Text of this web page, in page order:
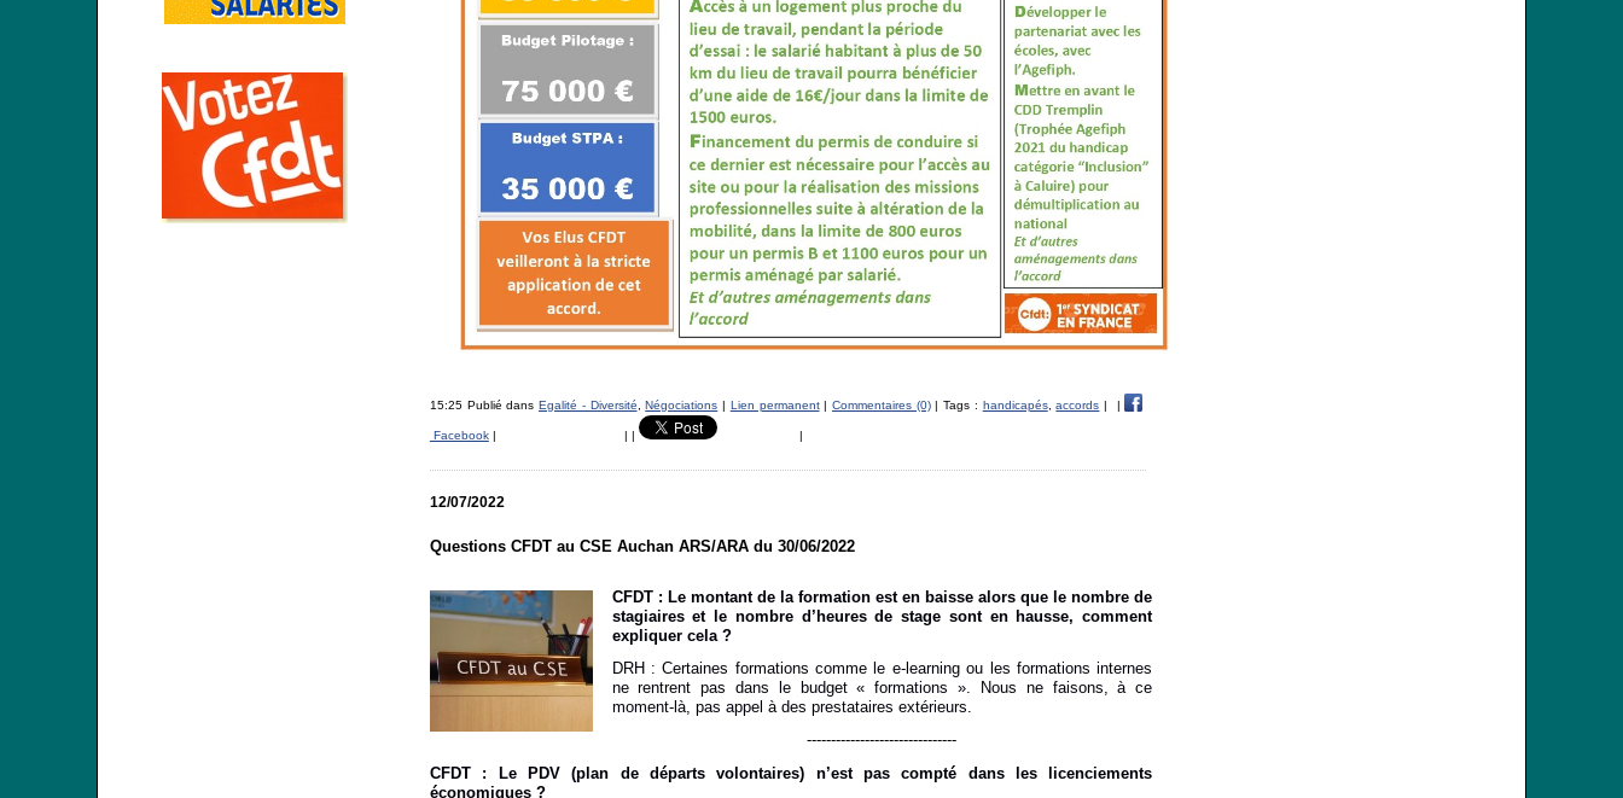
15:25 Publié dansEgalité - Diversité ,Négociations | Lien permanent| Commentaires (0)| Tags : handicapés,accords | |
Facebook| | | |
12/07/2022
Questions CFDT au CSE Auchan ARS/ARA du 30/06/2022
CFDT : Le montant de la formation est en baisse alors que le nombre de
stagiaires et le nombre d’heures de stage sont en hausse, comment
expliquer cela ?
DRH :Certaines formations comme le e-learning ou les formations internes
ne rentrent pas dans le budget « formations ». Nous ne faisons, à ce
moment-là, pas appel à des prestataires extérieurs.
-------------------------------
CFDT : Le PDV (plan de départs volontaires) n’est pas compté dans les licenciements
économiques ?